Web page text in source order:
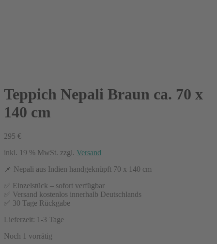
Teppich Nepali Braun ca. 70 x
140 cm
295 €
inkl. 19 % MwSt. zzgl. Versand
📌 Nepali aus Indien handgeknüpft 70 x 140 cm
✅ Einzelstück – sofort verfügbar
✅ Versand kostenlos innerhalb Deutschlands
✅ 30 Tage Rückgabe
Lieferzeit: 1-3 Tage
Noch 1 vorrätig